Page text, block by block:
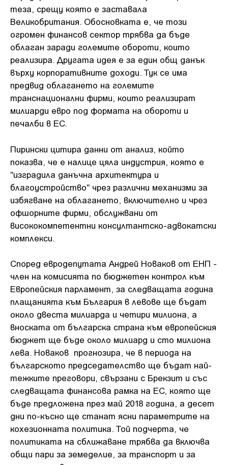
теза, срещу която е заставала
Великобритания. Обосновката е, че този
огромен финансов сектор трябва да бъде
облаган заради големите обороти, които
реализира. Другата идея е за един общ данък
върху корпоративните доходи. Тук се има
предвид облагането на големите
транснационални фирми, които реализират
милиарди евро под формата на обороти и
печалби в ЕС.
Пирински цитира данни от анализ, който
показва, че е налице цяла индустрия, която е
"изградила данъчна архитектура и
благоустройство" чрез различни механизми за
избягване на облагането, включително и чрез
офшорните фирми, обслужвани от
висококомпетентни консултантско-адвокатски
комплекси.
Според евродепутата Андрей Новаков от ЕНП -
член на комисията по бюджетен контрол към
Европейския парламент, за следващата година
плащанията към България в левове ще бъдат
около двеста милиарда и четири милиона, а
вноската от българска страна към европейския
бюджет ще бъде около милиард и сто милиона
лева. Новаков прогнозира, че в периода на
българското председателство ще бъдат най-
тежките преговори, свързани с Брекзит и със
следващата финансова рамка на ЕС, която ще
бъде предложена през май 2018 година, а десет
дни по-късно ще станат ясни параметрите на
кохезионната политика. Той подчерта, че
политиката на сближаване трябва да включва
общи пари за земеделие, за транспорт и за